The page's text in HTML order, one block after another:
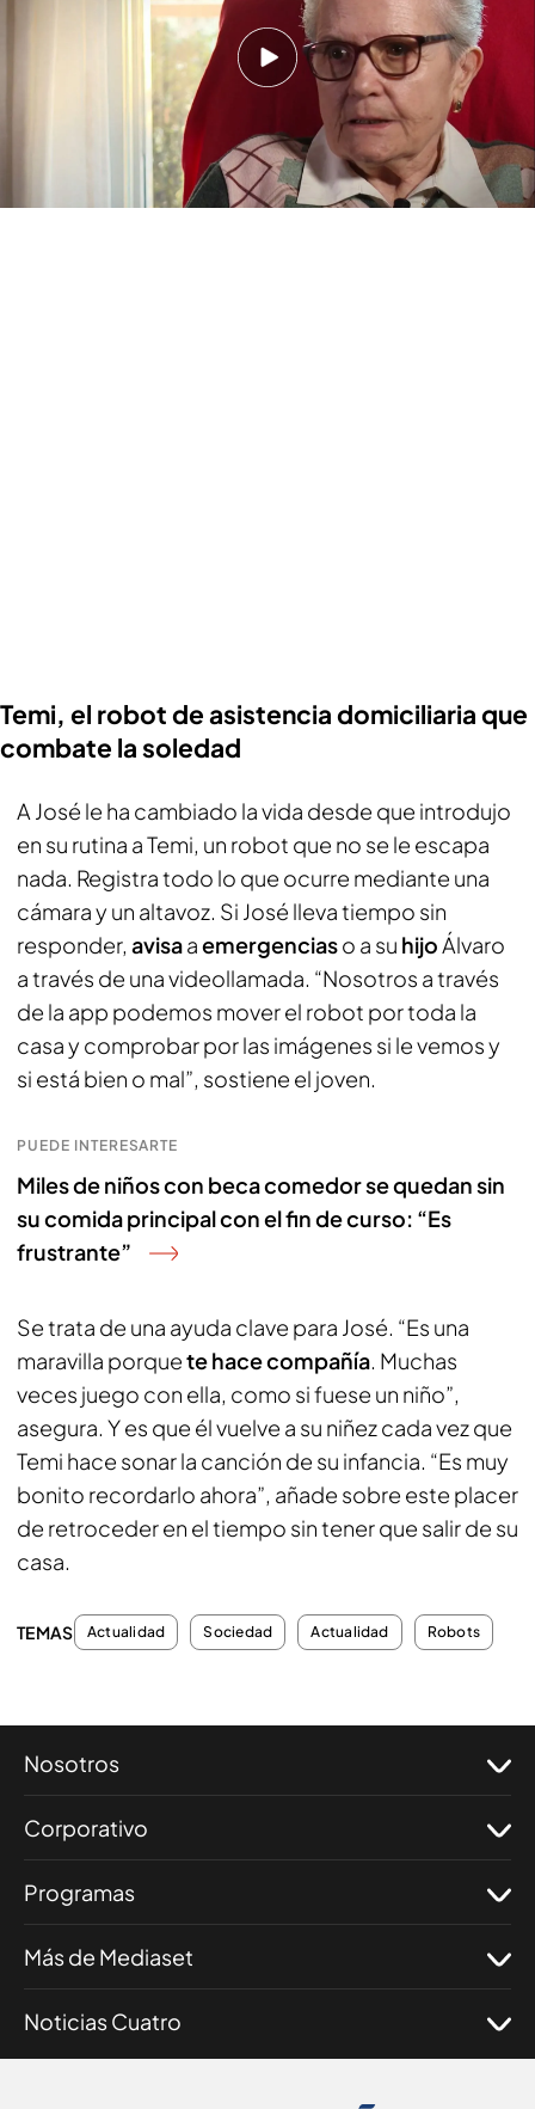
Temi, el robot de asistencia domiciliaria que
combate la soledad
A José le ha cambiado la vida desde que introdujo
en su rutina a Temi, un robot que no se le escapa
nada. Registra todo lo que ocurre mediante una
cámara y un altavoz. Si José lleva tiempo sin
responder, avisaaemergenciaso a su hijoÁlvaro
a través de una videollamada. “Nosotros a través
de la app podemos mover el robot por toda la
casa y comprobar por las imágenes si le vemos y
si está bien o mal”, sostiene el joven.
PUEDE INTERESARTE
Miles de niños con beca comedor se quedan sin
su comida principal con el fin de curso: “Es
frustrante”
Se trata de una ayuda clave para José. “Es una
maravilla porquete hace compañía. Muchas
veces juego con ella, como si fuese un niño”,
asegura. Y es que él vuelve a su niñez cada vez que
Temi hace sonar la canción de su infancia. “Es muy
bonito recordarlo ahora”, añade sobre este placer
de retroceder en el tiempo sin tener que salir de su
casa.
TEMAS Actualidad Sociedad Actualidad Robots
Nosotros
Corporativo
Programas
Más de Mediaset
Noticias Cuatro